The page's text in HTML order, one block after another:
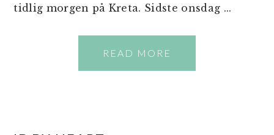
tidlig morgen på Kreta. Sidste onsdag ...
READ MORE